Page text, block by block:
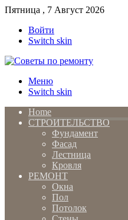
Пятница , 7 Август 2026
Войти
Switch skin
Меню
Switch skin
Home
СТРОИТЕЛЬСТВО
Фундамент
Фасад
Лестница
Кровля
РЕМОНТ
Окна
Пол
Потолок